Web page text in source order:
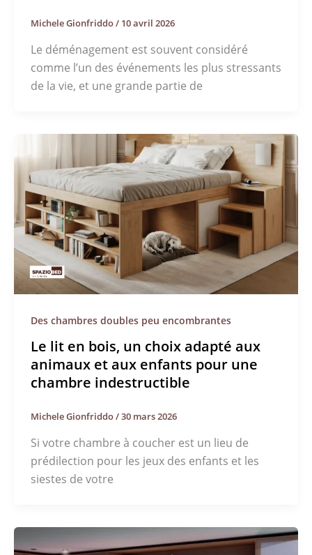
Michele Gionfriddo/ 10 avril 2026
Le déménagement est souvent considéré
comme l’un des événements les plus stressants
de la vie, et une grande partie de
Des chambres doubles peu encombrantes
Le lit en bois, un choix adapté aux
animaux et aux enfants pour une
chambre indestructible
Michele Gionfriddo/30 mars 2026
Si votre chambre à coucher est un lieu de
prédilection pour les jeux des enfants et les
siestes de votre